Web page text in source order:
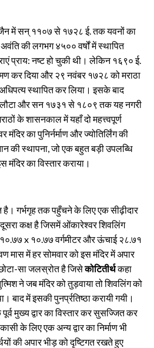
में सन् ११०७ से १७२८ ई. तक यवनों का
की लगभग ४५०० वर्षों में स्थापित
प्राय: नष्ट हो चुकी थी। लेकिन १६९० ई.
कर दिया और २९ नवंबर १७२८ को मराठा
स्थापित कर लिया। इसके बाद
और सन १७३१ से १८०९ तक यह नगरी
के शासनकाल में यहाँ दो महत्त्वपूर्ण
का पुनिर्नर्माण और ज्योतिर्लिंग की
की स्थापना, जो एक बहुत बड़ी उपलब्धि
का विस्तार कराया।
गर्भगृह तक पहुँचने के लिए एक सीढ़ीदार
कक्ष है जिसमें ओंकारेश्वर शिवलिंग
x १०.७७ वर्गमीटर और ऊंचाई २८.७१
मास में हर सोमवार को इस मंदिर में अपार
सा जलस्रोत है जिसेकोटितीर्थकहा
ने जब मंदिर को तुड़वाया तो शिवलिंग को
बाद में इसकी पुनर्प्रतिष्ठा करायी गयी।
मुख्य द्वार का विस्तार कर सुसज्जित कर
के लिए एक अन्य द्वार का निर्माण भी
की अपार भीड़ को दृष्टिगत रखते हुए